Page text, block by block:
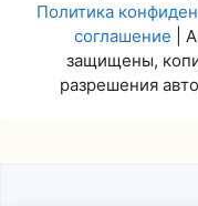
Политика
соглашение |
защищены,
разрешения